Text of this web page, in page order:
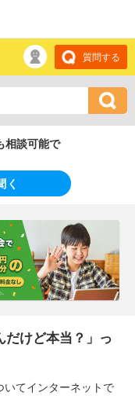
質問する
相談可能で
く
だけど本当？」っ
てインターネットで